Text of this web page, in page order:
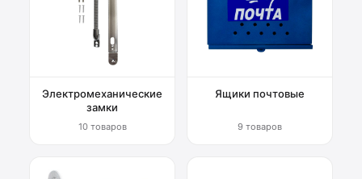
Электромеханические
замки
10 товаров
Ящики почтовые
9 товаров